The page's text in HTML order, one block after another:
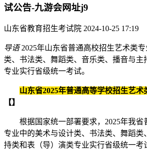
试公告-九游会网址j9
山东省教育招生考试院 2024-10-25 17:19
导语2025年山东省普通高校招生艺术类
类、书法类、舞蹈类、音乐类、播音与主
专业实行省级统一考试。
山东省2025年普通高等学校招生艺
【】
根据国家统一部署要求，2025年我省
专业中的美术与设计类、书法类、舞蹈类
持类和表（导）演类专业实行省级统一考